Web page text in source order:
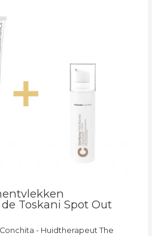
Toskani Spot Out
Conchita - Huidtherapeut The